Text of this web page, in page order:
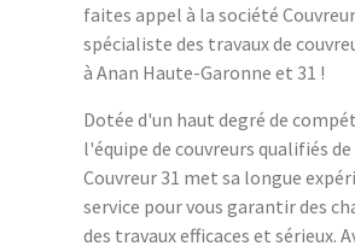
faites appel à la société
spécialiste des travaux de
à Anan Haute-Garonne et 31 !
Dotée d'un haut degré de
l'équipe de couvreurs qualifiés
Couvreur 31 met sa longue
service pour vous garantir des
des travaux efficaces et sérieux.